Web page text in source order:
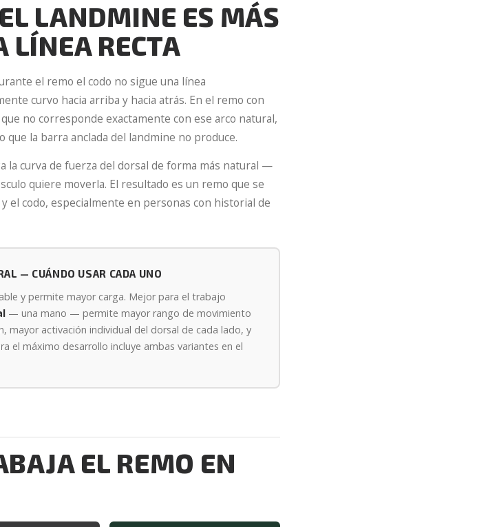
LANDMINE ES MÁS
LÍNEA RECTA
el remo el codo no sigue una línea
curvo hacia arriba y hacia atrás. En el remo con
no corresponde exactamente con ese arco natural,
la barra anclada del landmine no produce.
la curva de fuerza del dorsal de forma más natural —
quiere moverla. El resultado es un remo que se
el codo, especialmente en personas con historial de
— CUÁNDO USAR CADA UNO
y permite mayor carga. Mejor para el trabajo
— una mano — permite mayor rango de movimiento
mayor activación individual del dorsal de cada lado, y
el máximo desarrollo incluye ambas variantes en el
EL REMO EN